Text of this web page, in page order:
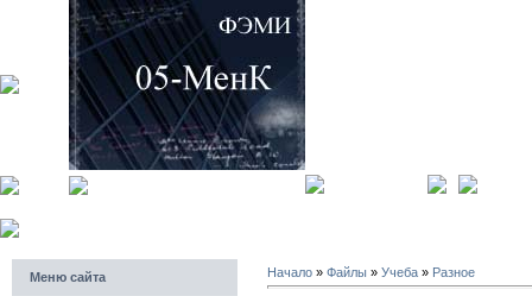
Меню сайта Начало » Файлы » Учеба » Разное